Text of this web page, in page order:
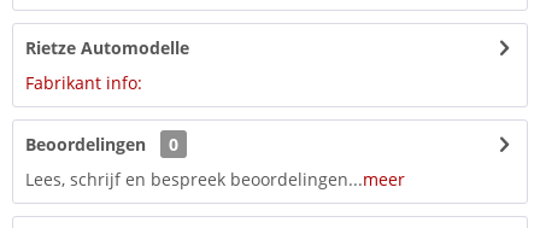
Rietze Automodelle
Fabrikant info:
Beoordelingen
0
Lees, schrijf en bespreek beoordelingen...meer